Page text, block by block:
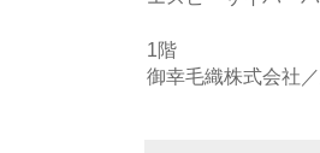
1階
御幸毛織株式会社